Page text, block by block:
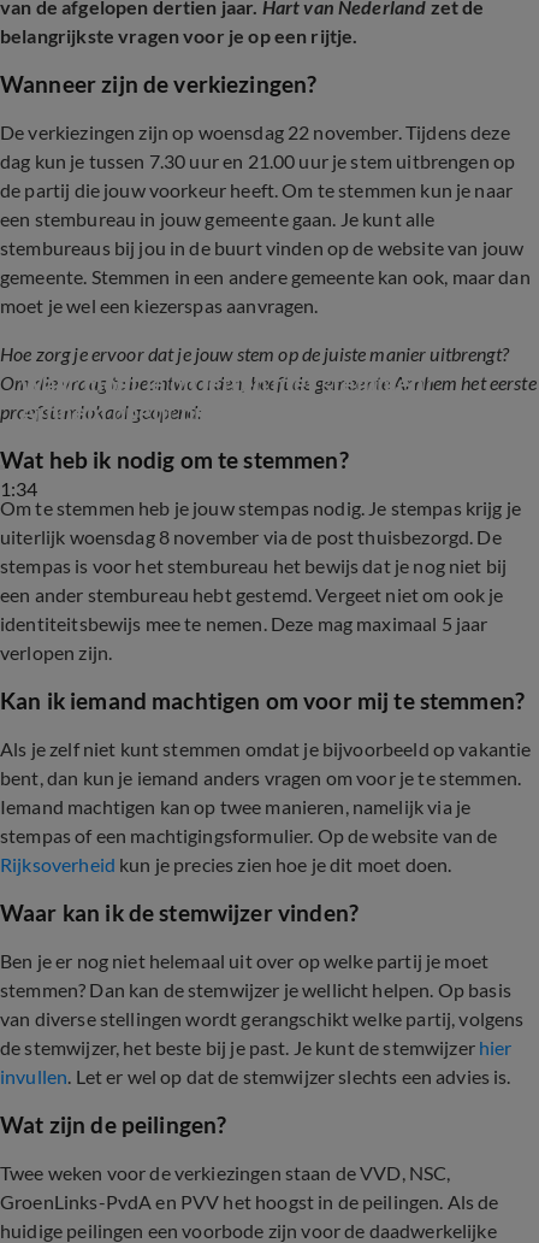
van de afgelopen dertien jaar. Hart van Nederland zet de
belangrijkste vragen voor je op een rijtje.
Wanneer zijn de verkiezingen?
De verkiezingen zijn op woensdag 22 november. Tijdens deze
dag kun je tussen 7.30 uur en 21.00 uur je stem uitbrengen op
de partij die jouw voorkeur heeft. Om te stemmen kun je naar
een stembureau in jouw gemeente gaan. Je kunt alle
stembureaus bij jou in de buurt vinden op de website van jouw
gemeente. Stemmen in een andere gemeente kan ook, maar dan
moet je wel een kiezerspas aanvragen.
Hoe zorg je ervoor dat je jouw stem op de juiste manier uitbrengt?
Om die vraag te beantwoorden, heeft de gemeente Arnhem het eerste
proefstemlokaal geopend:
1:34
Waar moet je op letten met stemmen?
Arnhem opent proefstemlokaal
Wat heb ik nodig om te stemmen?
Om te stemmen heb je jouw stempas nodig. Je stempas krijg je
uiterlijk woensdag 8 november via de post thuisbezorgd. De
stempas is voor het stembureau het bewijs dat je nog niet bij
een ander stembureau hebt gestemd. Vergeet niet om ook je
identiteitsbewijs mee te nemen. Deze mag maximaal 5 jaar
verlopen zijn.
Kan ik iemand machtigen om voor mij te stemmen?
Als je zelf niet kunt stemmen omdat je bijvoorbeeld op vakantie
bent, dan kun je iemand anders vragen om voor je te stemmen.
Iemand machtigen kan op twee manieren, namelijk via je
stempas of een machtigingsformulier. Op de website van de
Rijksoverheid kun je precies zien hoe je dit moet doen.
Waar kan ik de stemwijzer vinden?
Ben je er nog niet helemaal uit over op welke partij je moet
stemmen? Dan kan de stemwijzer je wellicht helpen. Op basis
van diverse stellingen wordt gerangschikt welke partij, volgens
de stemwijzer, het beste bij je past. Je kunt de stemwijzer hier
invullen. Let er wel op dat de stemwijzer slechts een advies is.
Wat zijn de peilingen?
Twee weken voor de verkiezingen staan de VVD, NSC,
GroenLinks-PvdA en PVV het hoogst in de peilingen. Als de
huidige peilingen een voorbode zijn voor de daadwerkelijke